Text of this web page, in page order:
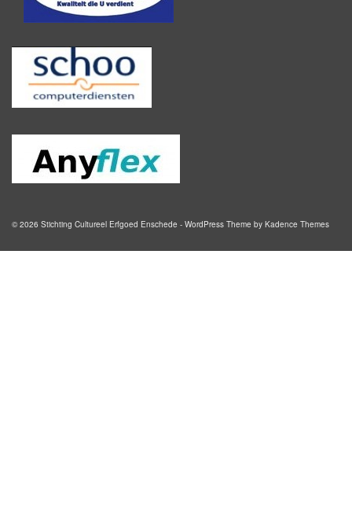
© 2026 Stichting Cultureel Erfgoed Enschede - WordPress Theme by Kadence Themes